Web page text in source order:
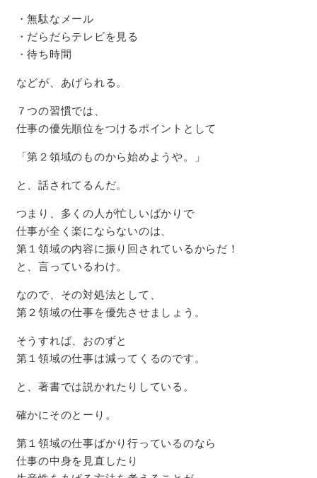
・無駄なメール
・だらだらテレビを見る
・待ち時間
などが、あげられる。
７つの習慣では、
仕事の優先順位をつけるポイントとして
「第２領域のものから始めようや。」
と、話されてるんだ。
つまり、多くの人が忙しいばかりで
仕事が全く楽にならないのは、
第１領域の内容に振り回されているからだ！
と、言っているわけ。
なので、その対処法として、
第２領域の仕事を優先させましょう。
そうすれば、おのずと
第１領域の仕事は減ってくるのです。
と、著書では説かれたりしている。
確かにそのとー り。
第１領域の仕事ばかり行っているのなら
仕事の中身を見直したり